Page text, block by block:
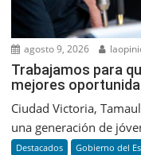
agosto 9, 2026
Trabajamos para
mejores
Ciudad Victoria,
una generación de
Destacados Gobierno del